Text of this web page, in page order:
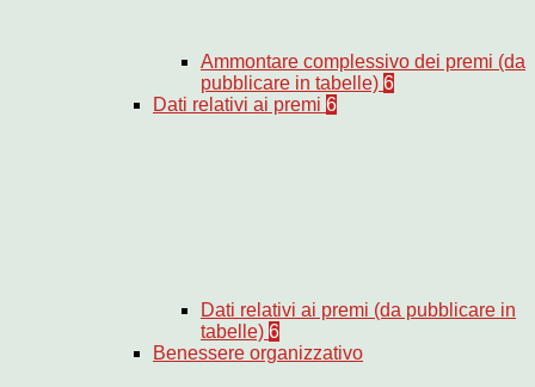
Ammontare complessivo dei premi (da
pubblicare in tabelle) 6
Dati relativi ai premi 6
Dati relativi ai premi (da pubblicare in
tabelle) 6
Benessere organizzativo